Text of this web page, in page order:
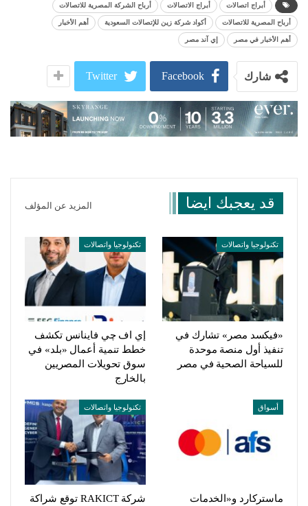
أبراج اتصالات أبراج الاتصالات أرباح الشركة المصرية للاتصالات
أرباح المصرية للاتصالات أكواد شركة زين للإتصالات السعودية أهم الأخبار
أهم الأخبار في مصر إي آند مصر
شارك Facebook
Twitter
قد يعجبك ايضا المزيد عن المؤلف
تكنولوجيا واتصالات
«فيكسد مصر» تشارك في
تنفيذ أول منصة موحدة
للسياحة الصحية في مصر
تكنولوجيا واتصالات
إي اف چي فاينانس تكشف
خطط تنمية أعمال «بلد» في
سوق تحويلات المصريين
بالخارج
أسواق
ماستركارد و«الخدمات
تكنولوجيا واتصالات
شركة RAKICT توقع شراكة